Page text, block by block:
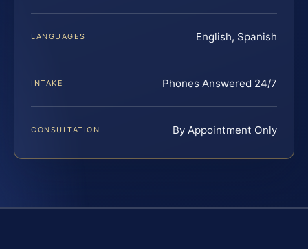
LANGUAGES English, Spanish
INTAKE Phones Answered 24/7
CONSULTATION By Appointment Only